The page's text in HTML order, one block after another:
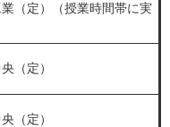
（定）（授業時間帯に実
（定）
（定）